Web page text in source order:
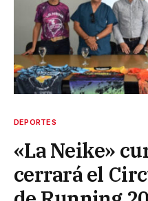
DEPORTES
«La Neike»
cerrará el